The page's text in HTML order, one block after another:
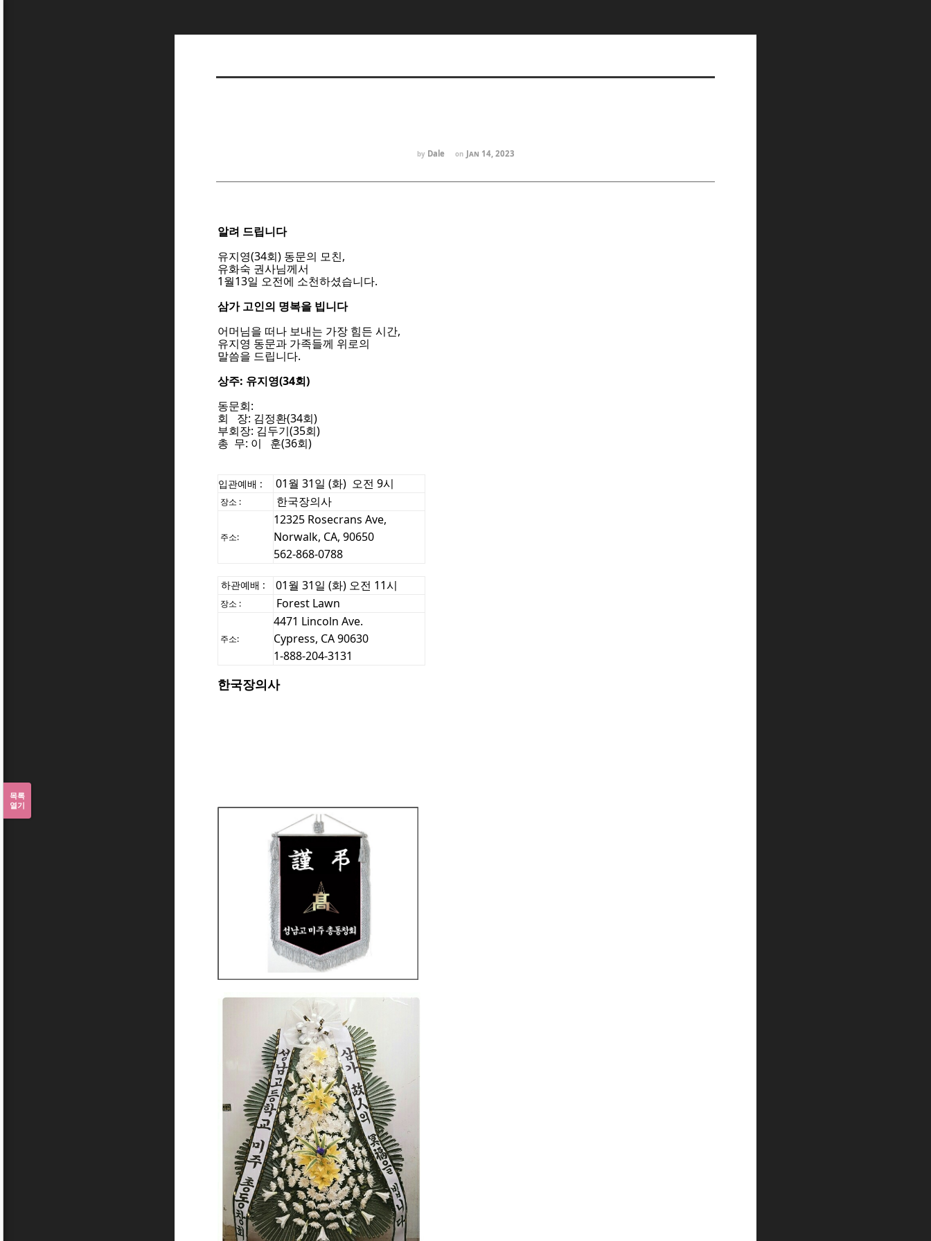
by Dale on Jan 14, 2023
알려 드립니다
유지영(34회) 동문의 모친,
유화숙 권사님께서
1월13일 오전에 소천하셨습니다.
삼가 고인의 명복을 빕니다
어머님을 떠나 보내는 가장 힘든 시간,
유지영 동문과 가족들께 위로의
말씀을 드립니다.
상주: 유지영(34회)
동문회:
회 장: 김정환(34회)
부회장: 김두기(35회)
총 무: 이 훈(36회)
입관예배 : 01월 31일 (화) 오전 9시
장소 : 한국장의사
주소:
12325 Rosecrans Ave,
Norwalk, CA, 90650
562-868-0788
하관예배 : 01월 31일 (화) 오전 11시
장소 : Forest Lawn
주소:
4471 Lincoln Ave.
Cypress, CA 90630
1-888-204-3131
한국장의사
목록
열기